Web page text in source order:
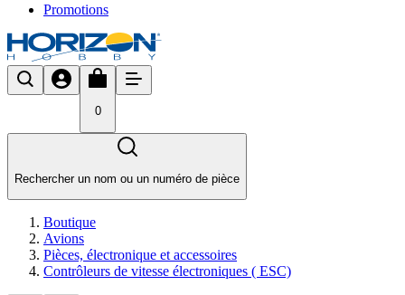
Promotions
0
Rechercher un nom ou un numéro de pièce
Boutique
Avions
Pièces, électronique et accessoires
Contrôleurs de vitesse électroniques ( ESC)